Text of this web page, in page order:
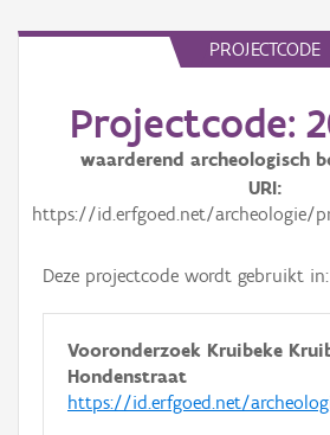
PROJECTCODE
Projectcode:
waarderend archeologisch
URI
https://id.erfgoed.net/archeologie/
Deze projectcode wordt gebruikt in:
Vooronderzoek Kruibeke
Hondenstraat
https://id.erfgoed.net/